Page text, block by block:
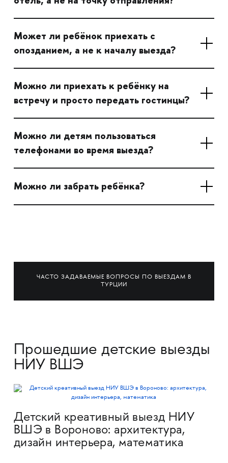
Может ли ребёнок приехать с
опозданием, а не к началу выезда?
Можно ли приехать к ребёнку на
встречу и просто передать гостинцы?
Можно ли детям пользоваться
телефонами во время выезда?
Можно ли забрать ребёнка?
ЧАСТО ЗАДАВАЕМЫЕ ВОПРОСЫ ПО ВЫЕЗДАМ В
ТУРЦИИ
Прошедшие детские выезды
НИУ ВШЭ
Детский креативный выезд НИУ
ВШЭ в Вороново: архитектура,
дизайн интерьера, математика